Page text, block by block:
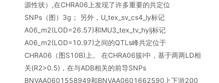
源性状）,在CHRA06上发现了许多重要的共定位
SNPs（图）3g； 另外，U_tex_sv_cs4_ly标记
A06_m2(LOD=26.57)和MU3_tex_tv_hylj标记
A06_m2(LOD=10.97)之间的QTLs峰共定位于
CHRA06（图S10B)上。 在CHRA06簇I中，基于两两LD相
关(R2>0.5)，在与ADB相关的前导SNPs
BNVAA0601558949和BNVAA0601662590上下游200